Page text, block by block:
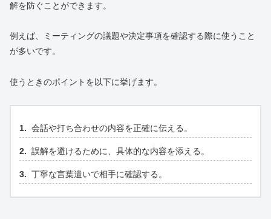
解を防ぐことができます。
例えば、ミーティングの議題や決定事項を確認する際に使うこと
が多いです。
使うときのポイントを以下に挙げます。
会話や打ち合わせの内容を正確に伝える。
誤解を避けるために、具体的な内容を添える。
丁寧な言葉遣いで相手に確認する。